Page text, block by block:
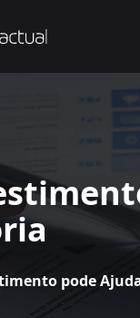
pode